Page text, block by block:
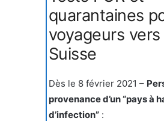
quarantaines
voyageurs vers
Suisse
Dès le 8 février 2021 –
provenance d’un “pays à
d’infection” :